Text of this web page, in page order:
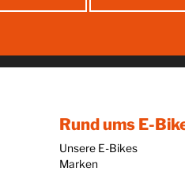
Rund ums E-
Unsere E-Bikes
Marken